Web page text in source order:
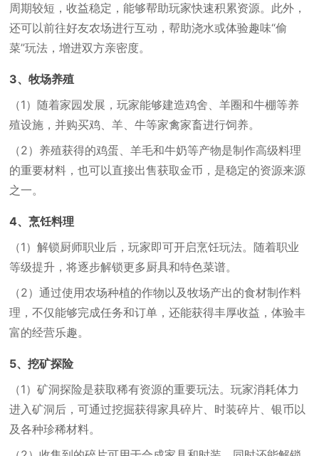
周期较短，收益稳定，能够帮助玩家快速积累资源。此外，
还可以前往好友农场进行互动，帮助浇水或体验趣味“偷
菜”玩法，增进双方亲密度。
3、牧场养殖
（1） 随着家园发展，玩家能够建造鸡舍、羊圈和牛棚等养
殖设施，并购买鸡、羊、牛等家禽家畜进行饲养。
（2） 养殖获得的鸡蛋、羊毛和牛奶等产物是制作高级料理
的重要材料，也可以直接出售获取金币，是稳定的资源来源
之一。
4、烹饪料理
（1）解锁厨师职业后，玩家即可开启烹饪玩法。随着职业
等级提升，将逐步解锁更多厨具和特色菜谱。
（2）通过使用农场种植的作物以及牧场产出的食材制作料
理，不仅能够完成任务和订单，还能获得丰厚收益，体验丰
富的经营乐趣。
5、挖矿探险
（1）矿洞探险是获取稀有资源的重要玩法。玩家消耗体力
进入矿洞后，可通过挖掘获得家具碎片、时装碎片、银币以
及各种珍稀材料。